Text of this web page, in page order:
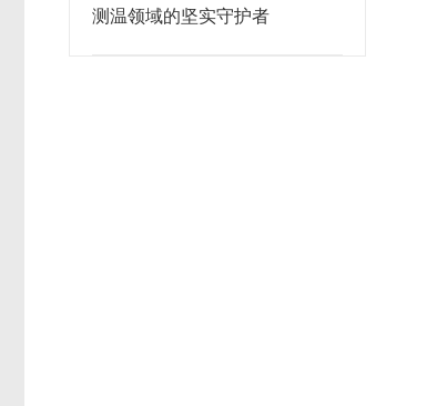
测温领域的坚实守护者